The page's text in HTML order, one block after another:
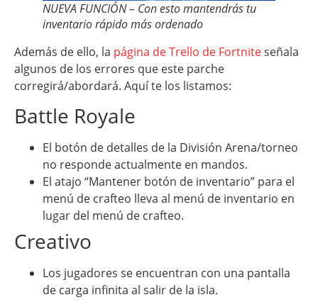
NUEVA FUNCIÓN – Con esto mantendrás tu
inventario rápido más ordenado
Además de ello, la página de Trello de Fortniteseñala
algunos de los errores que este parche
corregirá/abordará. Aquí te los listamos:
Battle Royale
El botón de detalles de la División Arena/torneo
no responde actualmente en mandos.
El atajo “Mantener botón de inventario” para el
menú de crafteo lleva al menú de inventario en
lugar del menú de crafteo.
Creativo
Los jugadores se encuentran con una pantalla
de carga infinita al salir de la isla.